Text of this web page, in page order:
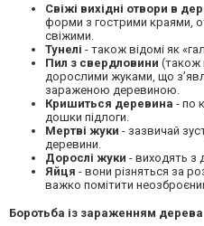
Свіжі вихідні отвори в
форми з гострими краями,
свіжими.
Тунелі - також відомі як
Пил з свердловини (також
дорослими жуками, що
зараженою деревиною.
Кришиться деревина - по
дошки підлоги.
Мертві жуки - зазвичай
деревини.
Дорослі жуки - виходять з
Яйця - вони різняться за
важко помітити
Боротьба із зараженням дерева